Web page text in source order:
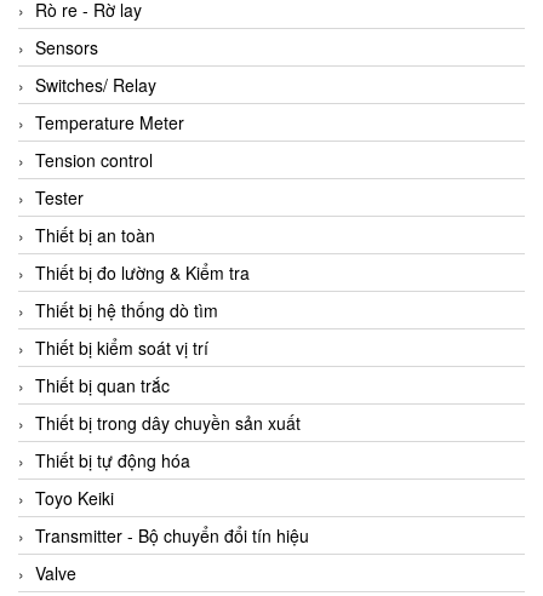
Rò re - Rờ lay
Sensors
Switches/ Relay
Temperature Meter
Tension control
Tester
Thiết bị an toàn
Thiết bị đo lường & Kiểm tra
Thiết bị hệ thống dò tìm
Thiết bị kiểm soát vị trí
Thiết bị quan trắc
Thiết bị trong dây chuyền sản xuất
Thiết bị tự động hóa
Toyo Keiki
Transmitter - Bộ chuyển đổi tín hiệu
Valve